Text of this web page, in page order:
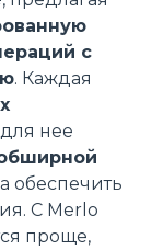
с
. Каждая
нее
обеспечить
С Merlo
проще,